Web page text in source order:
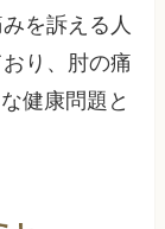
を訴える人
り、肘の痛
健康問題と